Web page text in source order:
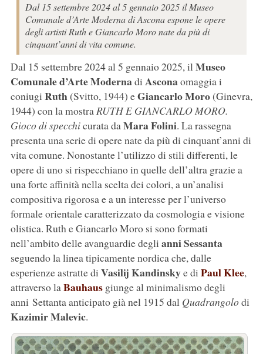
Dal 15 settembre 2024 al 5 gennaio 2025 il Museo
Comunale d’Arte Moderna di Ascona espone le opere
degli artisti Ruth e Giancarlo Moro nate da più di
cinquant’anni di vita comune.
Dal 15 settembre 2024 al 5 gennaio 2025, ilMuseo
Comunale d’Arte Modernadi Asconaomaggia i
coniugi Ruth(Svitto, 1944) eGiancarlo Moro(Ginevra,
1944) con la mostraRUTH E GIANCARLO MORO.
Gioco di specchicurata daMara Folini. La rassegna
presenta una serie di opere nate da più di cinquant’anni di
vita comune. Nonostante l’utilizzo di stili differenti, le
opere di uno si rispecchiano in quelle dell’altra grazie a
una forte affinità nella scelta dei colori, a un’analisi
compositiva rigorosa e a un interesse per l’universo
formale orientale caratterizzato da cosmologia e visione
olistica. Ruth e Giancarlo Moro si sono formati
nell’ambito delle avanguardie degli anni Sessanta
seguendo la linea tipicamente nordica che, dalle
esperienze astratte di Vasilij Kandinskye di Paul Klee,
attraverso laBauhausgiunge al minimalismo degli
anni Settanta anticipato già nel 1915 dal Quadrangolodi
Kazimir Malevic.